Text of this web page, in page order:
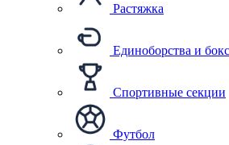
Растяжка
Единоборства и бокс
Спортивные секции
Футбол